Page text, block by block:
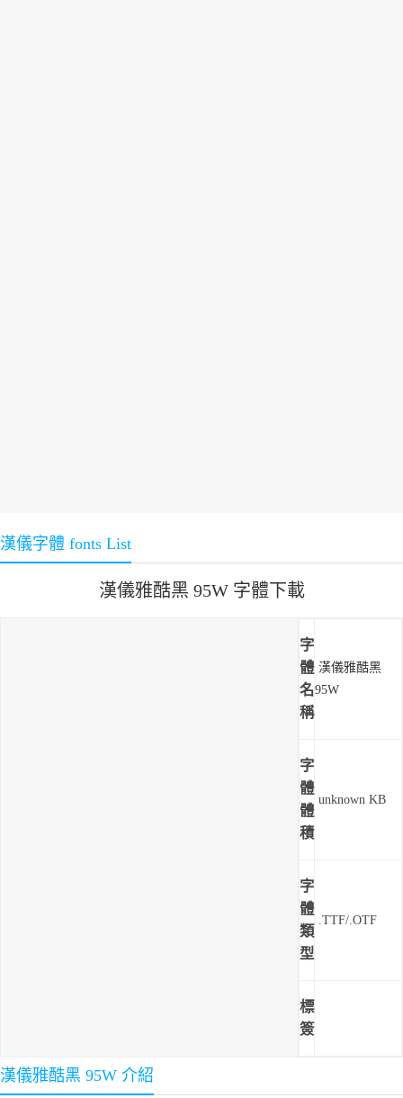
漢儀字體 fonts List
漢儀雅酷黑 95W 字體下載
字
體
名
稱
漢儀雅酷黑
95W
字
體
體
積
unknown KB
字
體
類
型
.TTF/.OTF
標
簽
漢儀雅酷黑 95W 介紹